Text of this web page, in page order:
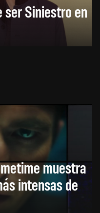
ser Siniestro en
muestra
intensas de